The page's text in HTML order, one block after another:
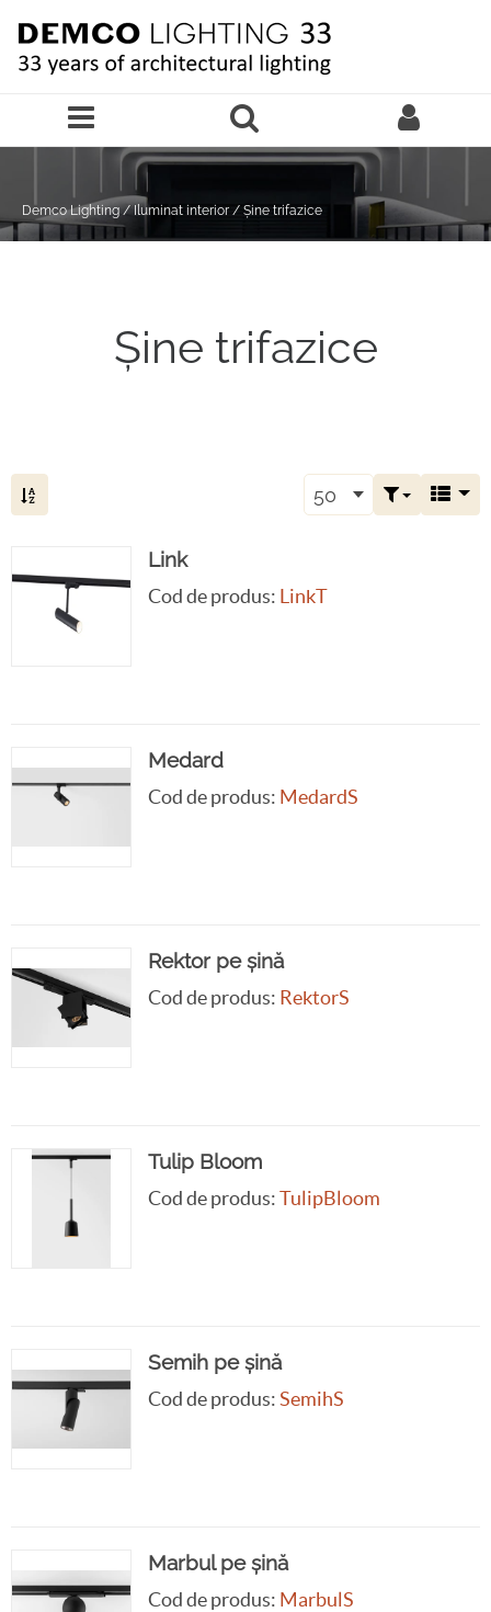
Demco Lighting / Iluminat interior / Șine trifazice
Șine trifazice
50
Link
Cod de produs: LinkT
Medard
Cod de produs: MedardS
Rektor pe șină
Cod de produs: RektorS
Tulip Bloom
Cod de produs:TulipBloom
Semih pe șină
Cod de produs:SemihS
Marbul pe șină
Cod de produs: MarbulS